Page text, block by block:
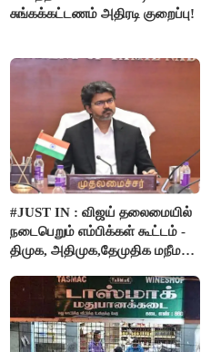
சுங்கக்கட்டணம் அதிரடி குறைப்பு!
#JUST IN : விஜய் தலைமையில்
நடைபெறும் எம்பிக்கள் கூட்டம் -
திமுக, அதிமுக,தேமுதிக மநீம